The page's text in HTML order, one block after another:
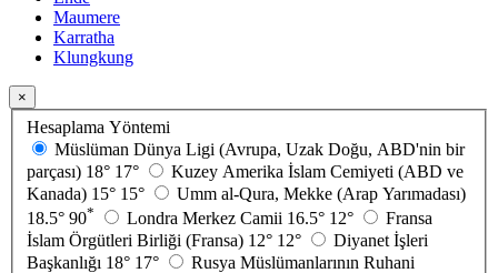
Maumere
Karratha
Klungkung
×
Hesaplama Yöntemi
Müslüman Dünya Ligi (Avrupa, Uzak Doğu, ABD'nin bir
parçası) 18° 17°
Kuzey Amerika İslam Cemiyeti (ABD ve
Kanada) 15° 15°
Umm al-Qura, Mekke (Arap Yarımadası)
18.5° 90* Londra Merkez Camii 16.5° 12°
Fransa
İslam Örgütleri Birliği (Fransa) 12° 12°
Diyanet İşleri
Başkanlığı 18° 17° Rusya Müslümanlarının Ruhani